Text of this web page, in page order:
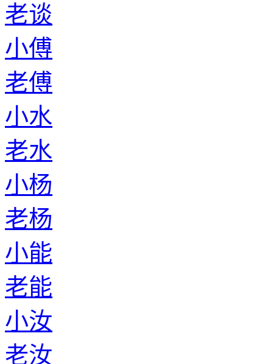
老谈
小傅
老傅
小水
老水
小杨
老杨
小能
老能
小汝
老汝